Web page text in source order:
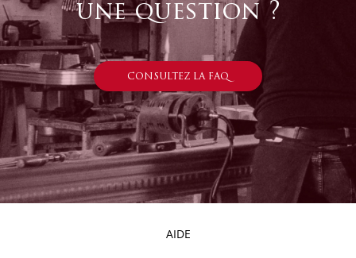
une question ?
CONSULTEZ LA FAQ
AIDE